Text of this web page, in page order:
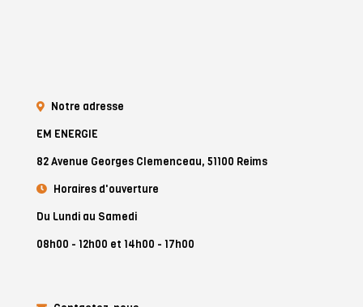
Notre adresse
EM ENERGIE
82 Avenue Georges Clemenceau, 51100 Reims
Horaires d'ouverture
Du Lundi au Samedi
08h00 - 12h00 et 14h00 - 17h00